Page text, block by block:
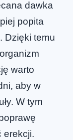
dawka
popita
Dzięki temu
warto
aby w
W tym
erekcji.